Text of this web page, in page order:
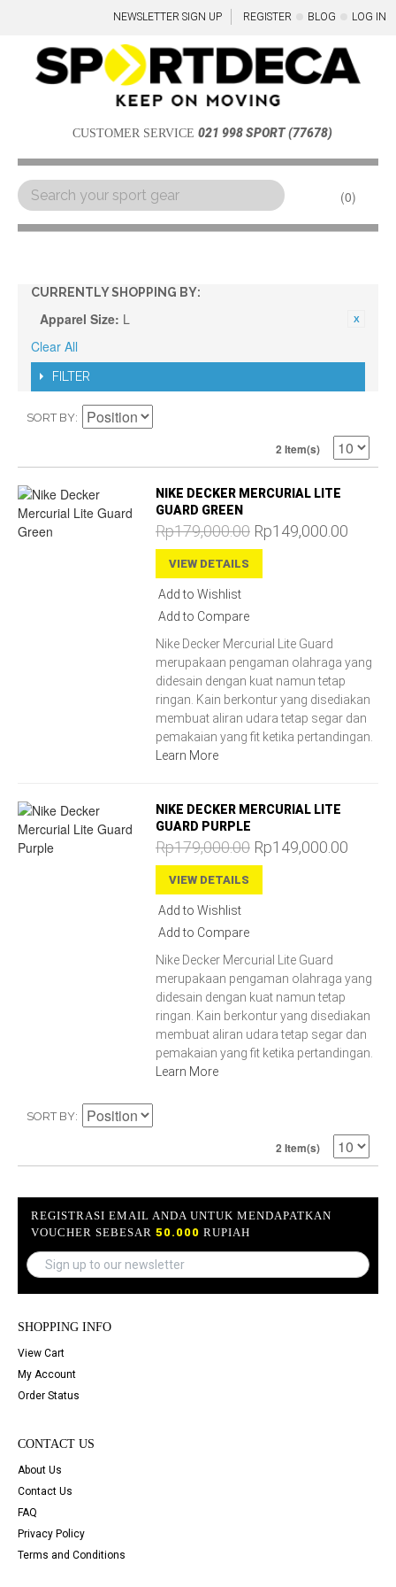
NEWSLETTER SIGN UP REGISTER BLOG LOG IN
CUSTOMER SERVICE 021 998 SPORT (77678)
0
Menu
CURRENTLY SHOPPING BY:
Apparel Size: L
Clear All
FILTER
SORT BY
2 Item(s)
NIKE DECKER MERCURIAL LITE
GUARD GREEN
Rp179,000.00 Rp149,000.00
VIEW DETAILS
Add to Wishlist
Add to Compare
Nike Decker Mercurial Lite Guard
merupakaan pengaman olahraga yang
didesain dengan kuat namun tetap
ringan. Kain berkontur yang disediakan
membuat aliran udara tetap segar dan
pemakaian yang fit ketika pertandingan.
Learn More
NIKE DECKER MERCURIAL LITE
GUARD PURPLE
Rp179,000.00 Rp149,000.00
VIEW DETAILS
Add to Wishlist
Add to Compare
Nike Decker Mercurial Lite Guard
merupakaan pengaman olahraga yang
didesain dengan kuat namun tetap
ringan. Kain berkontur yang disediakan
membuat aliran udara tetap segar dan
pemakaian yang fit ketika pertandingan.
Learn More
SORT BY
2 Item(s)
REGISTRASI EMAIL ANDA UNTUK MENDAPATKAN
VOUCHER SEBESAR 50.000 RUPIAH
SHOPPING INFO
View Cart
My Account
Order Status
CONTACT US
About Us
Contact Us
FAQ
Privacy Policy
Terms and Conditions